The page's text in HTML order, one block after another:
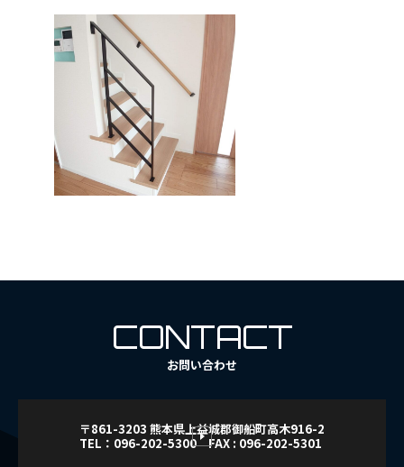
CONTACT
お問い合わせ
〒861-3203 熊本県上益城郡御船町高木916-2
TEL：096-202-5300 FAX : 096-202-5301